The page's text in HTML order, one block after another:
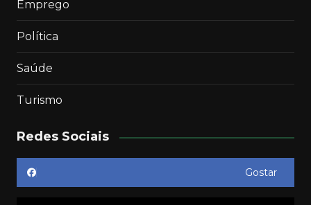
Emprego
Política
Saúde
Turismo
Redes Sociais
Gostar